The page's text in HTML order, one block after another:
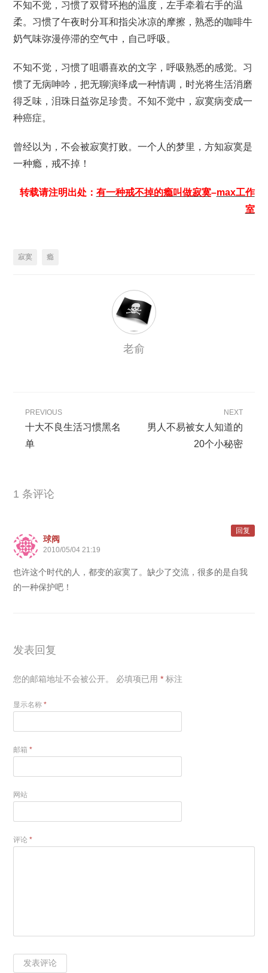
不知不觉，习惯了双臂环抱的温度，左手牵着右手的温
柔。习惯了午夜时分耳和指尖冰凉的摩擦，熟悉的咖啡牛
奶气味弥漫停滞的空气中，自己呼吸。
不知不觉，习惯了咀嚼喜欢的文字，呼吸熟悉的感觉。习
惯了无病呻吟，把无聊演绎成一种情调，时光将生活消磨
得乏味，泪珠日益弥足珍贵。不知不觉中，寂寞病变成一
种癌症。
曾经以为，不会被寂寞打败。一个人的梦里，方知寂寞是
一种瘾，戒不掉！
转载请注明出处： 有一种戒不掉的瘾叫做寂寞–max工作
室
寂寞 瘾
老俞
PREVIOUS
十大不良生活习惯黑名
单
NEXT
男人不易被女人知道的
20个小秘密
1 条评论
球阀
2010/05/04 21:19
也许这个时代的人，都变的寂寞了。缺少了交流，很多的是自我
的一种保护吧！
回复
发表回复
您的邮箱地址不会被公开。 必填项已用* 标注
显示名称*
邮箱*
网站
评论*